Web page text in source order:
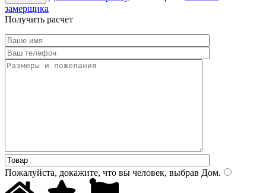
замерщика
Получить расчет
Пожалуйста, докажите, что вы человек, выбрав Дом.